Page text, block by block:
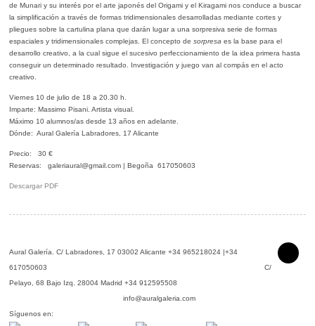
de Munari y su interés por el arte japonés del Origami y el Kiragami nos conduce a buscar
la simplificación a través de formas tridimensionales desarrolladas mediante cortes y
pliegues sobre la cartulina plana que darán lugar a una sorpresiva serie de formas
espaciales y tridimensionales complejas. El concepto desorpresa es la base para el
desarrollo creativo, a la cual sigue el sucesivo perfeccionamiento de la idea primera hasta
conseguir un determinado resultado. Investigación y juego van al compás en el acto
creativo.
Viernes 10 de julio de 18 a 20.30 h.
Imparte: Massimo Pisani. Artista visual.
Máximo 10 alumnos/as desde 13 años en adelante.
Dónde: Aural Galería Labradores, 17 Alicante
Precio: 30 €
Reservas: galeriaural@gmail.com | Begoña 617050603
Descargar PDF
Aural Galería.C/ Labradores, 17 03002 Alicante +34 965218024 |+34
617050603 C/
Pelayo, 68 Bajo Izq. 28004 Madrid +34 912595508
info@auralgaleria.com
Síguenos en: